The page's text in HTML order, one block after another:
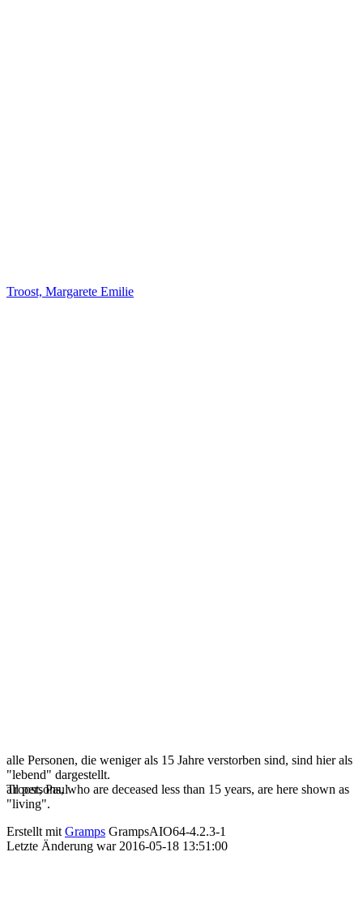
Troost, Margarete Emilie
Troost, Paul
alle Personen, die weniger als 15 Jahre verstorben sind, sind hier als
"lebend" dargestellt.
all persons, who are deceased less than 15 years, are here shown as
"living".
Erstellt mit Gramps GrampsAIO64-4.2.3-1
Letzte Änderung war 2016-05-18 13:51:00